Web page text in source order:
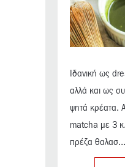
Ιδανική ως
αλλά και ως
ψητά κρέατα.
matcha με 3
πρέζα θαλασ...